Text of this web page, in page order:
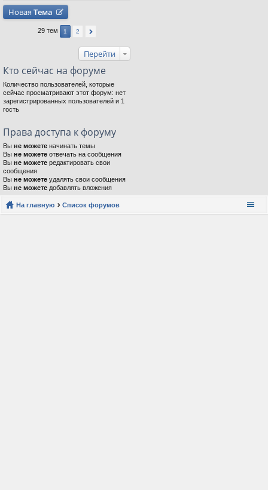
Новая Тема
29 тем 1 2
Перейти
Кто сейчас на форуме
Количество пользователей, которые
сейчас просматривают этот форум: нет
зарегистрированных пользователей и 1
гость
Права доступа к форуму
Вы не можете начинать темы
Вы не можете отвечать на сообщения
Вы не можете редактировать свои
сообщения
Вы не можете удалять свои сообщения
Вы не можете добавлять вложения
На главную Список форумов